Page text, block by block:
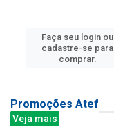
Faça seu login ou
cadastre-se para
comprar.
Promoções Atef
Veja mais